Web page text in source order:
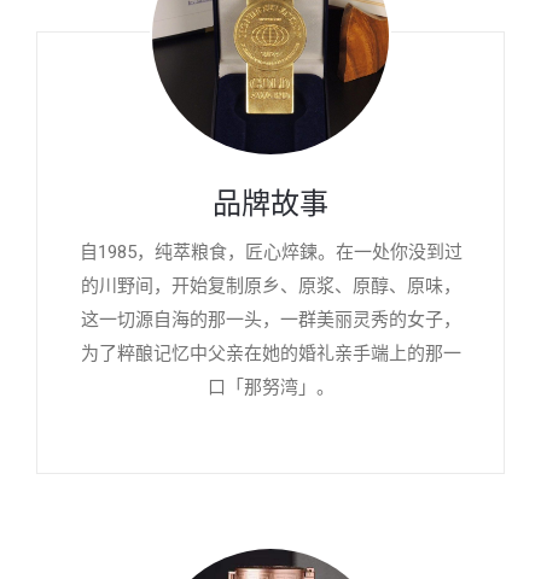
品牌故事
自1985，纯萃粮食，匠心焠鍊。在一处你没到过
的川野间，开始复制原乡、原浆、原醇、原味，
这一切源自海的那一头，一群美丽灵秀的女子，
为了粹酿记忆中父亲在她的婚礼亲手端上的那一
口「那努湾」。